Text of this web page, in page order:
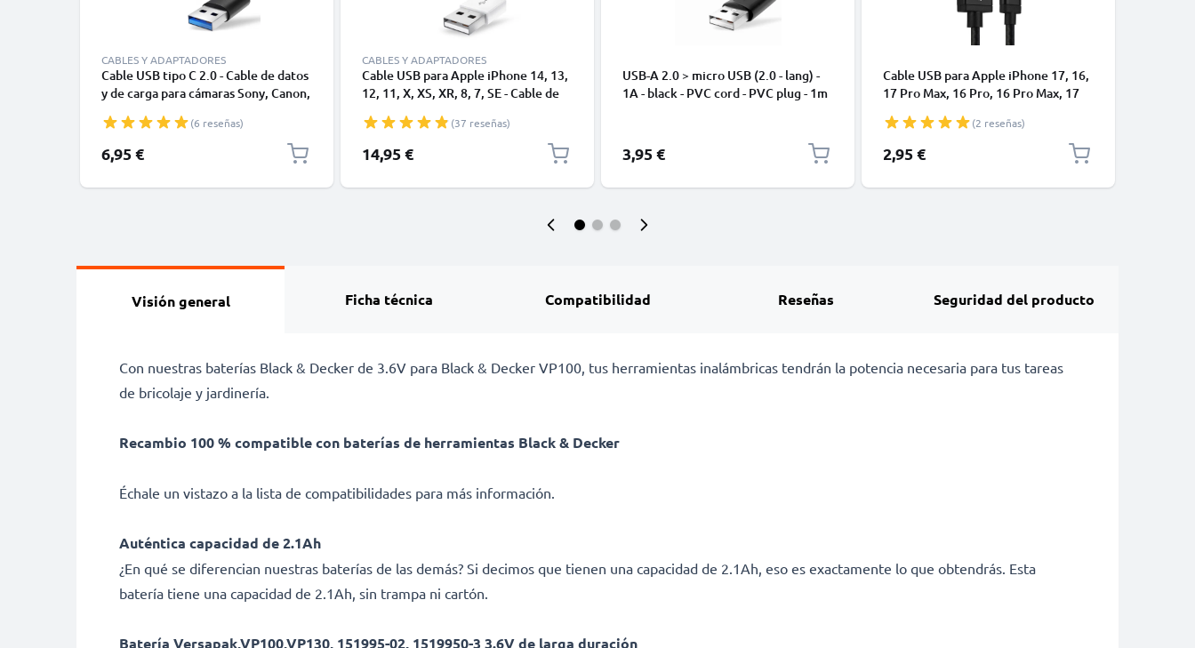
CABLES Y ADAPTADORES
Cable USB tipo C 2.0 - Cable de datos
y de carga para cámaras Sony, Canon,
Moto Z, Huawei, Xiaomi - 1,0m Cable
cargador USB tipo C
(6 reseñas)
6,95 €
CABLES Y ADAPTADORES
Cable USB para Apple iPhone 14, 13,
12, 11, X, XS, XR, 8, 7, SE - Cable de
1m
(37 reseñas)
14,95 €
USB-A 2.0 > micro USB (2.0 - lang) -
1A - black - PVC cord - PVC plug - 1m
3,95 €
Cable USB para Apple iPhone 17, 16,
17 Pro Max, 16 Pro, 16 Pro Max, 17
S25 Ultra, S25 Google Pixel 10, 9a,
10 Pro, 10 Pro XL Xiaomi 15 Ultra,
Redmi Note 14 Pro+, Note 14 Pro,
(2 reseñas)
2,95 €
Visión general Ficha técnica Compatibilidad Reseñas Seguridad del producto
Con nuestras baterías Black & Decker de 3.6V para Black & Decker VP100, tus herramientas inalámbricas tendrán la potencia necesaria para tus tareas
de bricolaje y jardinería.
Recambio 100 % compatible con baterías de herramientas Black & Decker
Échale un vistazo a la lista de compatibilidades para más información.
Auténtica capacidad de 2.1Ah
¿En qué se diferencian nuestras baterías de las demás? Si decimos que tienen una capacidad de 2.1Ah, eso es exactamente lo que obtendrás. Esta
batería tiene una capacidad de 2.1Ah, sin trampa ni cartón.
Batería Versapak,VP100,VP130, 151995-02, 1519950-3 3.6V de larga duración